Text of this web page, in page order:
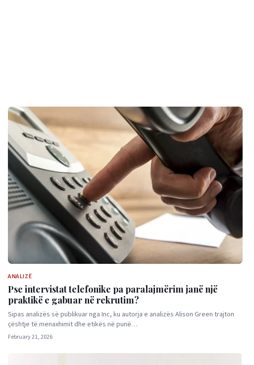
ANALIZË
Pse intervistat telefonike pa paralajmërim janë një
praktikë e gabuar në rekrutim?
Sipas analizës së publikuar nga Inc, ku autorja e analizës Alison Green trajton
çështje të menaxhimit dhe etikës në punë…
February 21, 2026